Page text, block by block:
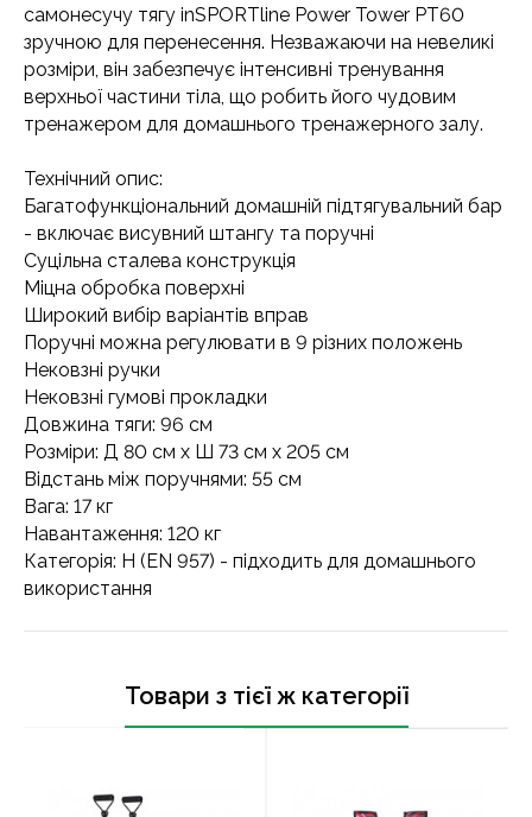
самонесучу тягу inSPORTline Power Tower PT60
зручною для перенесення. Незважаючи на невеликі
розміри, він забезпечує інтенсивні тренування
верхньої частини тіла, що робить його чудовим
тренажером для домашнього тренажерного залу.
Технічний опис:
Багатофункціональний домашній підтягувальний бар
- включає висувний штангу та поручні
Суцільна сталева конструкція
Міцна обробка поверхні
Широкий вибір варіантів вправ
Поручні можна регулювати в 9 різних положень
Нековзні ручки
Нековзні гумові прокладки
Довжина тяги: 96 см
Розміри: Д 80 см х Ш 73 см х 205 см
Відстань між поручнями: 55 см
Вага: 17 кг
Навантаження: 120 кг
Категорія: H (EN 957) - підходить для домашнього
використання
Товари з тієї ж категорії